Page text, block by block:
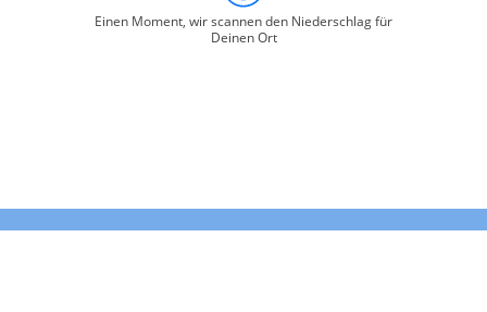
Einen Moment, wir scannen den Niederschlag für
Deinen Ort